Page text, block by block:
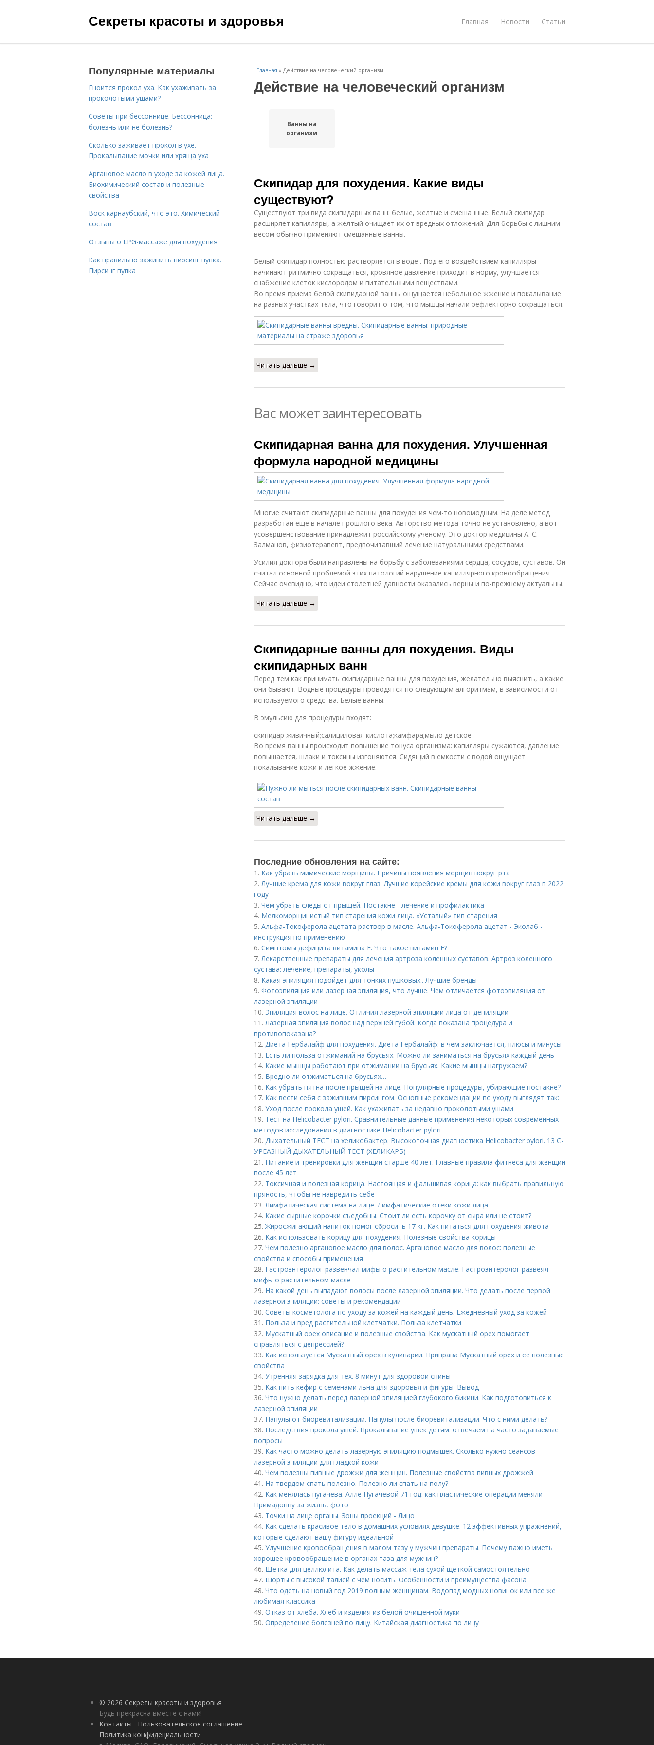
Секреты красоты и здоровья Главная Новости Статьи
Главная » Действие на человеческий организм
Действие на человеческий организм
Ванны на
организм
Скипидар для похудения. Какие виды
существуют?
Существуют три вида скипидарных ванн: белые, желтые и смешанные. Белый скипидар
расширяет капилляры, а желтый очищает их от вредных отложений. Для борьбы с лишним
весом обычно применяют смешанные ванны.
Белый скипидар полностью растворяется в воде . Под его воздействием капилляры
начинают ритмично сокращаться, кровяное давление приходит в норму, улучшается
снабжение клеток кислородом и питательными веществами.
Во время приема белой скипидарной ванны ощущается небольшое жжение и покалывание
на разных участках тела, что говорит о том, что мышцы начали рефлекторно сокращаться.
Читать дальше →
Вас может заинтересовать
Скипидарная ванна для похудения. Улучшенная
формула народной медицины
Многие считают скипидарные ванны для похудения чем-то новомодным. На деле метод
разработан ещё в начале прошлого века. Авторство метода точно не установлено, а вот
усовершенствование принадлежит российскому учёному. Это доктор медицины А. С.
Залманов, физиотерапевт, предпочитавший лечение натуральными средствами.
Усилия доктора были направлены на борьбу с заболеваниями сердца, сосудов, суставов. Он
считал основной проблемой этих патологий нарушение капиллярного кровообращения.
Сейчас очевидно, что идеи столетней давности оказались верны и по-прежнему актуальны.
Читать дальше →
Скипидарные ванны для похудения. Виды
скипидарных ванн
Перед тем как принимать скипидарные ванны для похудения, желательно выяснить, а какие
они бывают. Водные процедуры проводятся по следующим алгоритмам, в зависимости от
используемого средства. Белые ванны.
В эмульсию для процедуры входят:
скипидар живичный;салициловая кислота;камфара;мыло детское.
Во время ванны происходит повышение тонуса организма: капилляры сужаются, давление
повышается, шлаки и токсины изгоняются. Сидящий в емкости с водой ощущает
покалывание кожи и легкое жжение.
Читать дальше →
Последние обновления на сайте:
1. Как убрать мимические морщины. Причины появления морщин вокруг рта
2.Лучшие крема для кожи вокруг глаз. Лучшие корейские кремы для кожи вокруг глаз в 2022
году
3. Чем убрать следы от прыщей. Постакне - лечение и профилактика
4. Мелкоморщинистый тип старения кожи лица. «Усталый» тип старения
5. Альфа-Токоферола ацетата раствор в масле. Альфа-Токоферола ацетат - Эколаб -
инструкция по применению
6. Симптомы дефицита витамина E. Что такое витамин Е?
7.Лекарственные препараты для лечения артроза коленных суставов. Артроз коленного
сустава: лечение, препараты, уколы
8. Какая эпиляция подойдет для тонких пушковых.. Лучшие бренды
9. Фотоэпиляция или лазерная эпиляция, что лучше. Чем отличается фотоэпиляция от
лазерной эпиляции
10. Эпиляция волос на лице. Отличия лазерной эпиляции лица от депиляции
11.Лазерная эпиляция волос над верхней губой. Когда показана процедура и
противопоказана?
12. Диета Гербалайф для похудения. Диета Гербалайф: в чем заключается, плюсы и минусы
13. Есть ли польза отжиманий на брусьях. Можно ли заниматься на брусьях каждый день
14. Какие мышцы работают при отжимании на брусьях. Какие мышцы нагружаем?
15. Вредно ли отжиматься на брусьях…
16. Как убрать пятна после прыщей на лице. Популярные процедуры, убирающие постакне?
17. Как вести себя с зажившим пирсингом. Основные рекомендации по уходу выглядят так:
18. Уход после прокола ушей. Как ухаживать за недавно проколотыми ушами
19. Тест на Helicobacter pylori. Сравнительные данные применения некоторых современных
методов исследования в диагностике Helicobacter pylori
20. Дыхательный ТЕСТ на хеликобактер. Высокоточная диагностика Helicobacter pylori. 13 C-
УРЕАЗНЫЙ ДЫХАТЕЛЬНЫЙ ТЕСТ (ХЕЛИКАРБ)
21. Питание и тренировки для женщин старше 40 лет. Главные правила фитнеса для женщин
после 45 лет
22. Токсичная и полезная корица. Настоящая и фальшивая корица: как выбрать правильную
пряность, чтобы не навредить себе
23.Лимфатическая система на лице. Лимфатические отеки кожи лица
24. Какие сырные корочки съедобны. Стоит ли есть корочку от сыра или не стоит?
25.Жиросжигающий напиток помог сбросить 17 кг. Как питаться для похудения живота
26. Как использовать корицу для похудения. Полезные свойства корицы
27. Чем полезно аргановое масло для волос. Аргановое масло для волос: полезные
свойства и способы применения
28. Гастроэнтеролог развенчал мифы о растительном масле. Гастроэнтеролог развеял
мифы о растительном масле
29. На какой день выпадают волосы после лазерной эпиляции. Что делать после первой
лазерной эпиляции: советы и рекомендации
30. Советы косметолога по уходу за кожей на каждый день. Ежедневный уход за кожей
31. Польза и вред растительной клетчатки. Польза клетчатки
32. Мускатный орех описание и полезные свойства. Как мускатный орех помогает
справляться с депрессией?
33. Как используется Мускатный орех в кулинарии. Приправа Мускатный орех и ее полезные
свойства
34. Утренняя зарядка для тех. 8 минут для здоровой спины
35. Как пить кефир с семенами льна для здоровья и фигуры. Вывод
36. Что нужно делать перед лазерной эпиляцией глубокого бикини. Как подготовиться к
лазерной эпиляции
37. Папулы от биоревитализации. Папулы после биоревитализации. Что с ними делать?
38. Последствия прокола ушей. Прокалывание ушек детям: отвечаем на часто задаваемые
вопросы
39. Как часто можно делать лазерную эпиляцию подмышек. Сколько нужно сеансов
лазерной эпиляции для гладкой кожи
40. Чем полезны пивные дрожжи для женщин. Полезные свойства пивных дрожжей
41. На твердом спать полезно. Полезно ли спать на полу?
42. Как менялась пугачева. Алле Пугачевой 71 год: как пластические операции меняли
Примадонну за жизнь, фото
43. Точки на лице органы. Зоны проекций - Лицо
44. Как сделать красивое тело в домашних условиях девушке. 12 эффективных упражнений,
которые сделают вашу фигуру идеальной
45. Улучшение кровообращения в малом тазу у мужчин препараты. Почему важно иметь
хорошее кровообращение в органах таза для мужчин?
46. Щетка для целлюлита. Как делать массаж тела сухой щеткой самостоятельно
47. Шорты с высокой талией с чем носить. Особенности и преимущества фасона
48. Что одеть на новый год 2019 полным женщинам. Водопад модных новинок или все же
любимая классика
49. Отказ от хлеба. Хлеб и изделия из белой очищенной муки
50. Определение болезней по лицу. Китайская диагностика по лицу
Популярные материалы
Гноится прокол уха. Как ухаживать за
проколотыми ушами?
Советы при бессоннице. Бессонница:
болезнь или не болезнь?
Сколько заживает прокол в ухе.
Прокалывание мочки или хряща уха
Аргановое масло в уходе за кожей лица.
Биохимический состав и полезные
свойства
Воск карнаубский, что это. Химический
состав
Отзывы о LPG-массаже для похудения.
Как правильно заживить пирсинг пупка.
Пирсинг пупка
© 2026 Секреты красоты и здоровья
Будь прекрасна вместе с нами!
Контакты
Пользовательское соглашение
Политика конфидециальности